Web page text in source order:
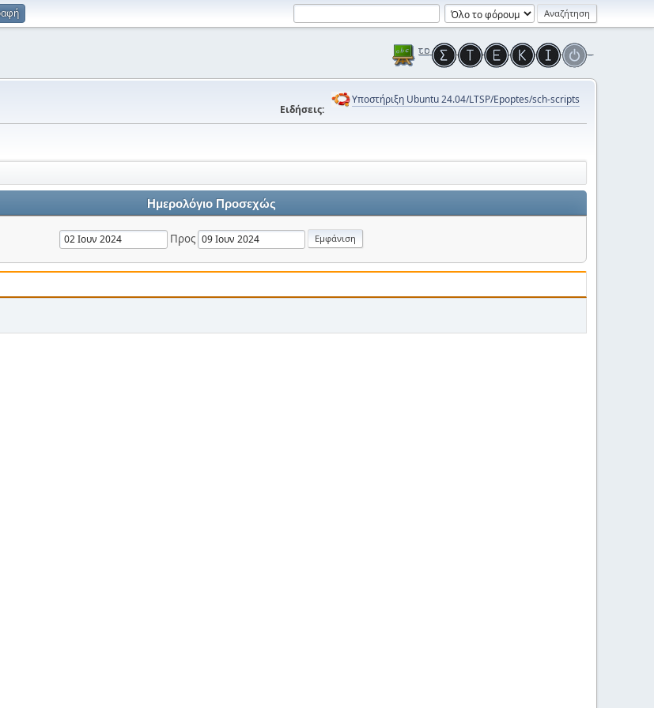
Ειδήσεις:
Υποστήριξη Ubuntu 24.04/LTSP/Epoptes/sch-scripts
Ημερολόγιο Προσεχώς
Προς